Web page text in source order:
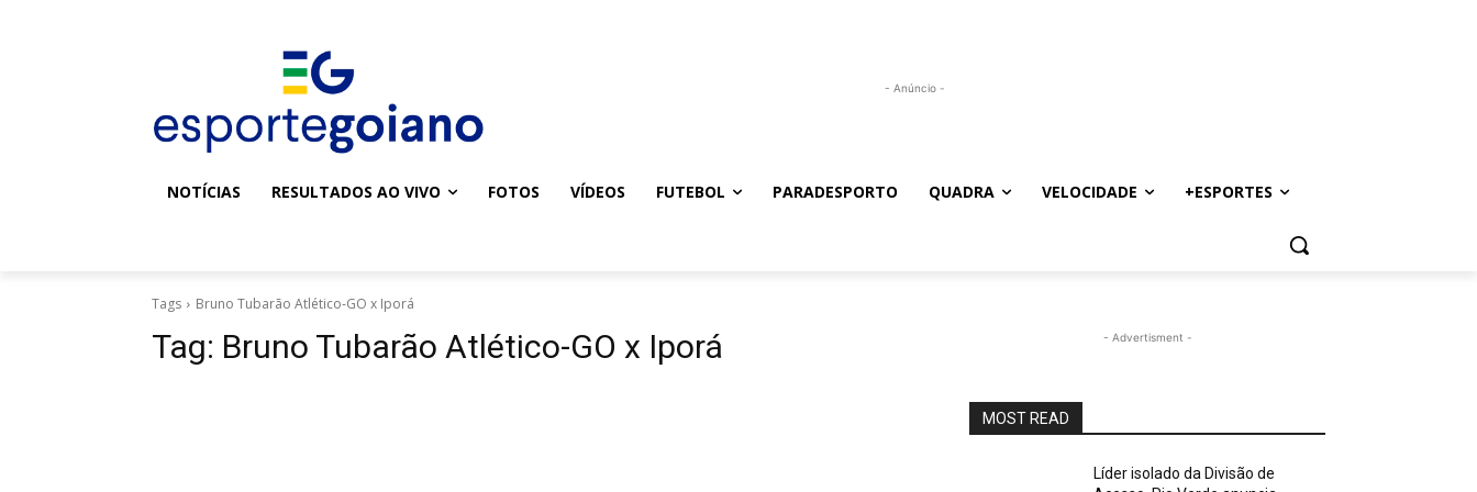
- Anúncio -
NOTÍCIAS RESULTADOS AO VIVO FOTOS VÍDEOS FUTEBOL PARADESPORTO QUADRA VELOCIDADE +ESPORTES
Tags Bruno Tubarão Atlético-GO x Iporá
Tag: Bruno Tubarão Atlético-GO x Iporá - Advertisment -
MOST READ
Líder isolado da Divisão de